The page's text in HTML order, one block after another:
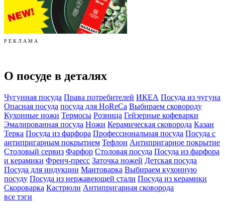
Р Е К Л А М А
О посуде в деталях
Чугунная посуда Права потребителей ИКЕА Посуда из чугуна
Опасная посуда посуда для HoReCa Выбираем сковороду
Кухонные ножи Термосы Розница Гейзерные кофеварки
Эмалированная посуда Ножи Керамическая сковорода Казан
Терка Посуда из фарфора Профессиональная посуда Посуда с
антипригарным покрытием Тефлон Антипригарное покрытие
Столовый сервиз Фарфор Столовая посуда Посуда из фарфора
и керамики Френч-пресс Заточка ножей Детская посуда
Посуда для индукции Мантоварка Выбираем кухонную
посуду Посуда из нержавеющей стали Посуда из керамики
Скороварка Кастрюли Антипригарная сковорода
все тэги